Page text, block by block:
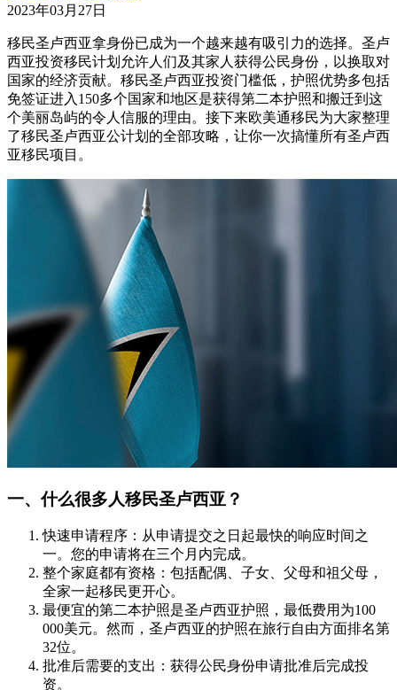
2023年03月27日
移民圣卢西亚拿身份已成为一个越来越有吸引力的选择。圣卢
西亚投资移民计划允许人们及其家人获得公民身份，以换取对
国家的经济贡献。移民圣卢西亚投资门槛低，护照优势多包括
免签证进入150多个国家和地区是获得第二本护照和搬迁到这
个美丽岛屿的令人信服的理由。接下来欧美通移民为大家整理
了移民圣卢西亚公计划的全部攻略，让你一次搞懂所有圣卢西
亚移民项目。
一、什么很多人移民圣卢西亚？
快速申请程序：从申请提交之日起最快的响应时间之
一。您的申请将在三个月内完成。
整个家庭都有资格：包括配偶、子女、父母和祖父母，
全家一起移民更开心。
最便宜的第二本护照是圣卢西亚护照，最低费用为100
000美元。然而，圣卢西亚的护照在旅行自由方面排名第
32位。
批准后需要的支出：获得公民身份申请批准后完成投
资。